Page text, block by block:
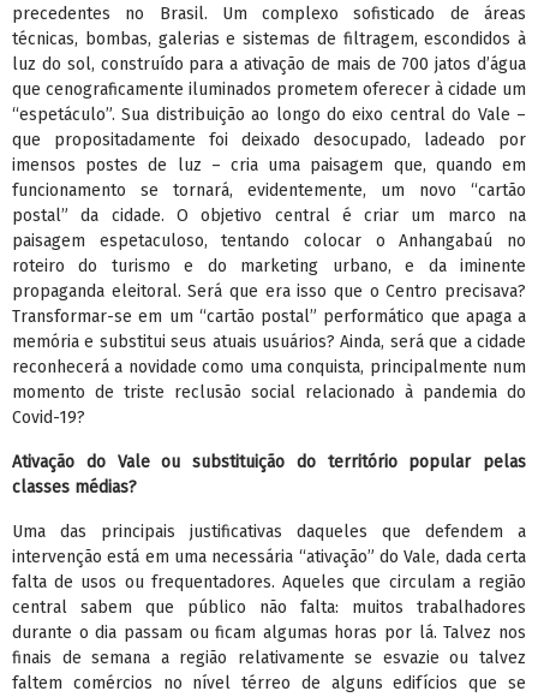
precedentes no Brasil. Um complexo sofisticado de áreas
técnicas, bombas, galerias e sistemas de filtragem, escondidos à
luz do sol, construído para a ativação de mais de 700 jatos d’água
que cenograficamente iluminados prometem oferecer à cidade um
“espetáculo”. Sua distribuição ao longo do eixo central do Vale –
que propositadamente foi deixado desocupado, ladeado por
imensos postes de luz – cria uma paisagem que, quando em
funcionamento se tornará, evidentemente, um novo “cartão
postal” da cidade. O objetivo central é criar um marco na
paisagem espetaculoso, tentando colocar o Anhangabaú no
roteiro do turismo e do marketing urbano, e da iminente
propaganda eleitoral. Será que era isso que o Centro precisava?
Transformar-se em um “cartão postal” performático que apaga a
memória e substitui seus atuais usuários? Ainda, será que a cidade
reconhecerá a novidade como uma conquista, principalmente num
momento de triste reclusão social relacionado à pandemia do
Covid-19?
Ativação do Vale ou substituição do território popular pelas
classes médias?
Uma das principais justificativas daqueles que defendem a
intervenção está em uma necessária “ativação” do Vale, dada certa
falta de usos ou frequentadores. Aqueles que circulam a região
central sabem que público não falta: muitos trabalhadores
durante o dia passam ou ficam algumas horas por lá. Talvez nos
finais de semana a região relativamente se esvazie ou talvez
faltem comércios no nível térreo de alguns edifícios que se